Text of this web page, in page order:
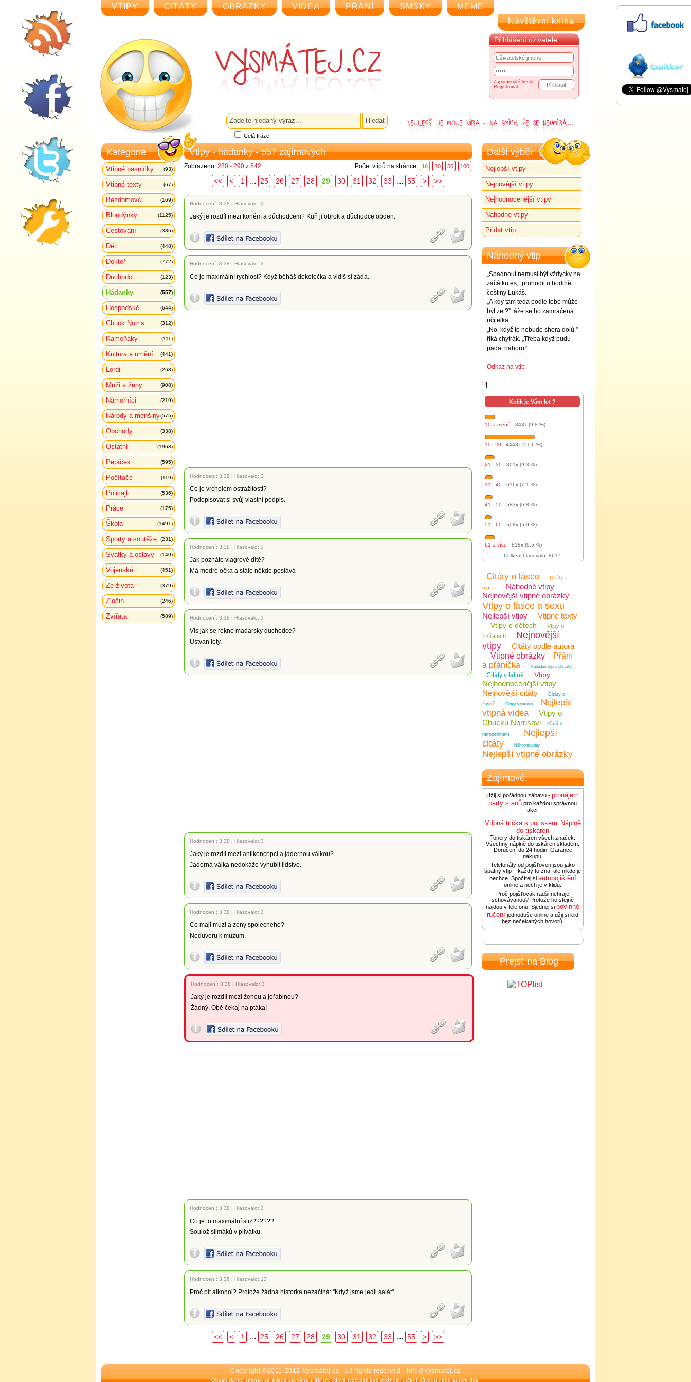
VTIPY CITÁTY OBRÁZKY VIDEA PŘÁNÍ SMSKY
MEME
Návštěvní kniha
Přihlášení uživatele
Zapomenuté heslo
Registrovat
Celá fráze
Kategorie
Vtipné básničky (93)
Vtipné texty (67)
Bezdomovci (169)
Blondýnky (1125)
Cestování (386)
Děti (448)
Doktoři (772)
Důchodci (123)
Hádanky (557)
Hospodské (644)
Chuck Norris (312)
Kameňáky (111)
Kultura a umění (441)
Lordi (268)
Muži a ženy (908)
Námořníci (219)
Národy a menšiny(575)
Obchody (338)
Ostatní (1963)
Pepíček (595)
Počítače (119)
Policajti (536)
Práce (175)
Škola (1491)
Sporty a soutěže (231)
Svátky a oslavy (140)
Vojenské (451)
Ze života (379)
Zločin (246)
Zvířata (589)
Vtipy - hádanky - 557 zajímavých
Zobrazeno: 280 - 290 z 542 Počet vtipů na stránce: 10 20 50 100
<< < 1 ... 25 26 27 28 29 30 31 32 33 ... 55 > >>
Hodnocení: 3.38 | Hlasovalo: 3
Jaký je rozdíl mezi koněm a důchodcem? Kůň jí obrok a důchodce obden.
Hodnocení: 3.38 | Hlasovalo: 3
Co je maximální rychlost? Když běháš dokolečka a vidíš si záda.
Hodnocení: 3.38 | Hlasovalo: 3
Co je vrcholem ostražitosti?
Podepisovat si svůj vlastní podpis.
Hodnocení: 3.38 | Hlasovalo: 3
Jak poznáte viagrové dítě?
Má modré očka a stále někde postává
Hodnocení: 3.38 | Hlasovalo: 3
Vis jak se rekne madarsky duchodce?
Ustvan lety.
Hodnocení: 3.38 | Hlasovalo: 3
Jaký je rozdíl mezi antikoncepcí a jadernou válkou?
Jaderná válka nedokáže vyhubit lidstvo.
Hodnocení: 3.38 | Hlasovalo: 3
Co maji muzi a zeny spolecneho?
Neduveru k muzum.
Hodnocení: 3.38 | Hlasovalo: 3
Jaký je rozdíl mezi ženou a jeřabinou?
Žádný. Obě čekaj na ptáka!
Hodnocení: 3.38 | Hlasovalo: 3
Co je to maximální sliz??????
Soulož slimáků v plivátku.
Hodnocení: 3.36 | Hlasovalo: 13
Proč pít alkohol? Protože žádná historka nezačíná: "Když jsme jedli salát"
<< < 1 ... 25 26 27 28 29 30 31 32 33 ... 55 > >>
Další výběr
Nejlepší vtipy
Nejnovější vtipy
Nejhodnocenější vtipy
Náhodné vtipy
Přidat vtip
Náhodný vtip
„Spadnout nemusí být vždycky na
začátku es,” prohodil o hodině
češtiny Lukáš.
„A kdy tam teda podle tebe může
být zet?” táže se ho zamračená
učitelka.
„No, když to nebude shora dolů,”
říká chytrák. „Třeba když budu
padat nahoru!”
Odkaz na vtip
Kolik je Vám let ?
10 a méně - 848x (9.8 %)
11 - 20 - 4443x (51.6 %)
21 - 30 - 801x (9.3 %)
31 - 40 - 616x (7.1 %)
41 - 50 - 583x (6.8 %)
51 - 60 - 508x (5.9 %)
61 a více - 818x (9.5 %)
Celkem hlasovalo: 8617
Citáty o lásce
Citáty a
motta
Náhodné vtipy
Nejnovější vtipné obrázky
Vtipy o lásce a sexu
Nejlepší vtipy Vtipné texty
Vtipy o dětech
Vtipy o
zvířatech
Nejnovější
vtipy
Citáty podle autora
Vtipné obrázky
Přání
a přáníčka
Náhodné vtipné obrázky
Citáty v latině Vtipy
Nejhodnocenější vtipy
Nejnovější citáty
Citáty o
životě
Citáty o smutku
Nejlepší
vtipná videa
Vtipy o
Chucku Norrisovi
Přání k
narozeninám
Nejlepší
citáty
Náhodné citáty
Nejlepší vtipné obrázky
Zajímavé:
Užij si pořádnou zábavu - pronájem
party stanů pro každou správnou
akci.
Vtipná trička s potiskem Náplně
do tiskáren
Tonery do tiskáren všech značek.
Všechny náplně do tiskáren skladem.
Doručení do 24 hodin. Garance
nákupu.
Telefonáty od pojišťoven jsou jako
špatný vtip – každý to zná, ale nikdo je
nechce. Spočítej si autopojištění
online a nech je v klidu.
Proč pojišťovák radši nehraje
schovávanou? Protože ho stejně
najdou v telefonu. Sjednej si povinné
ručení jednoduše online a užij si klid
bez nečekaných hovorů.
Prejsť na Blog
Copyright ©2011-2012 Vysmátej.cz - all rights reserved - info@vysmatej.cz
Obsah těchto stránek se skládá zejména z děl tzv. lidové tvořivosti bez možnosti určení původu nebo autora díla.